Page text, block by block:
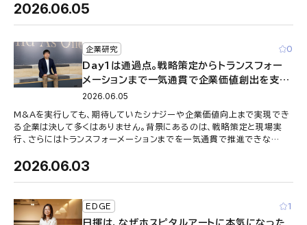
2026.06.05
企業研究 0
Day1は通過点。戦略策定からトランスフォー
メーションまで一気通貫で企業価値創出を支援
する、PMI・Carve-out Offeringチームの
挑戦
2026.06.05
M&Aを実行しても、期待していたシナジーや企業価値向上まで実現でき
る企業は決して多くはありません。背景にあるのは、戦略策定と現場実
行、さらにはトランスフォーメーションまでを一気通貫で推進できな
2026.06.03
EDGE 1
日揮は、なぜホスピタルアートに本気になった